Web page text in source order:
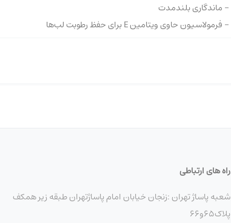
- ماندگاری بلندمدت
- فرمولاسیون حاوی ویتامین E برای حفظ رطوبت لب‌ها
راه های ارتباطی
شعبه پاساژ تهران :زنجان خیابان امام پاساژتهران طبقه زیر همکف
پلاک۶۵و۶۶